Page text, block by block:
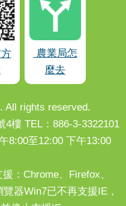
農業局怎
麼去
All rights reserved.
4樓 TEL：886-3-3322101
8:00至12:00 下午13:00
：Chrome、Firefox、
器Win7已不再支援IE，